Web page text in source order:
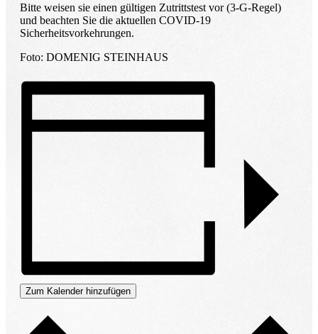
Bitte weisen sie einen gültigen Zutrittstest vor (3-G-Regel)
und beachten Sie die aktuellen COVID-19
Sicherheitsvorkehrungen.
Foto: DOMENIG STEINHAUS
Zum Kalender hinzufügen